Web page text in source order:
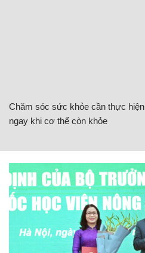
Chăm sóc sức khỏe cần thực hiện
ngay khi cơ thể còn khỏe